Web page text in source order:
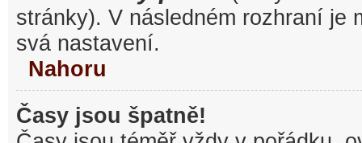
stránky). V následném rozhraní je
svá nastavení.
Nahoru
Časy jsou špatně!